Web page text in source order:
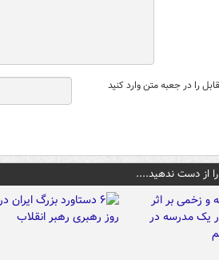
را در جعبه متن وارد کنید
از دست ندهید....